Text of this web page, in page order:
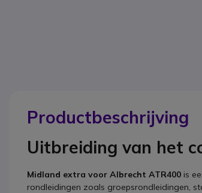
Productbeschrijving
Uitbreiding van het
Midland extra voor Albrecht ATR400 is
rondleidingen zoals groepsrondleidingen,